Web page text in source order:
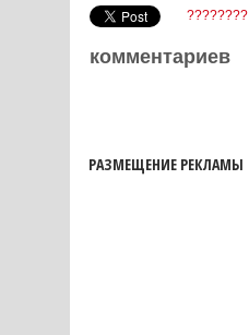
????????
комментариев
РАЗМЕЩЕНИЕ РЕКЛАМЫ